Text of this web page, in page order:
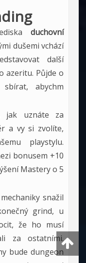
duchovní
dušemi vchází
další
azeritu. Půjde o
abychm
jak uznáte za
a vy si zvolíte,
playstylu.
bonusem +10
Mastery o 5
snažil
grind, u
že ho musí
za ostatními.
bude dungeon